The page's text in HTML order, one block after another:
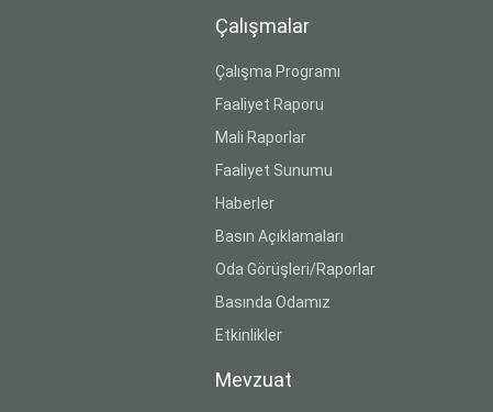
Çalışmalar
Çalışma Programı
Faaliyet Raporu
Mali Raporlar
Faaliyet Sunumu
Haberler
Basın Açıklamaları
Oda Görüşleri/Raporlar
Basında Odamız
Etkinlikler
Mevzuat